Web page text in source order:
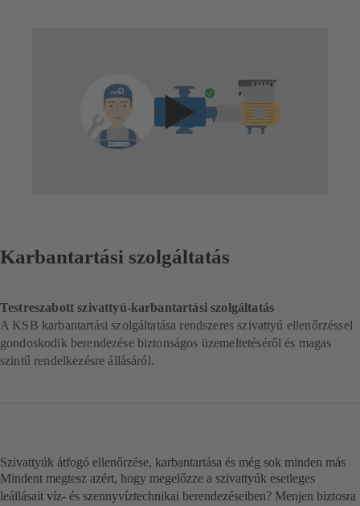
Karbantartási szolgáltatás
Testreszabott szivattyú-karbantartási szolgáltatás
A KSB karbantartási szolgáltatása rendszeres szivattyú ellenőrzéssel
gondoskodik berendezése biztonságos üzemeltetéséről és magas
szintű rendelkezésre állásáról.
Szivattyúk átfogó ellenőrzése, karbantartása és még sok minden más
Mindent megtesz azért, hogy megelőzze a szivattyúk esetleges
leállásait víz- és szennyvíztechnikai berendezéseiben? Menjen biztosra